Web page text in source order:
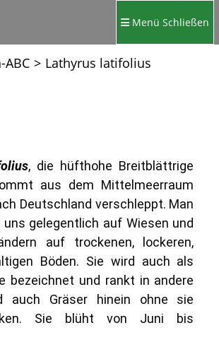
Menü Schließen
ABC > Lathyrus latifolius
, die hüfthohe Breitblättrige
aus dem Mittelmeerraum
Deutschland verschleppt. Man
gelegentlich auf Wiesen und
auf trockenen, lockeren,
Böden. Sie wird auch als
bezeichnet und rankt in andere
auch Gräser hinein ohne sie
Sie blüht von Juni bis